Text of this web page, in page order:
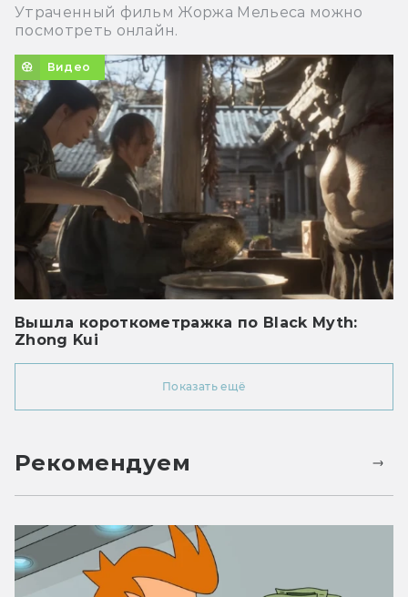
Утраченный фильм Жоржа Мельеса можно
посмотреть онлайн.
Видео
Вышла короткометражка по Black Myth:
Zhong Kui
Показать ещё
Рекомендуем